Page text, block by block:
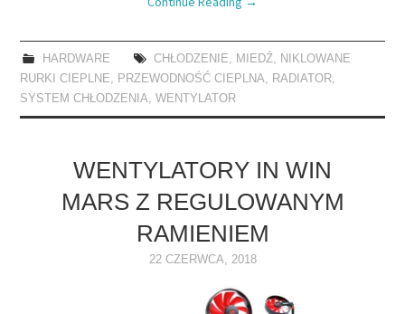
HARDWARE CHŁODZENIE, MIEDŹ, NIKLOWANE
RURKI CIEPLNE, PRZEWODNOŚĆ CIEPLNA, RADIATOR,
SYSTEM CHŁODZENIA,WENTYLATOR
WENTYLATORY IN WIN
MARS Z REGULOWANYM
RAMIENIEM
22 CZERWCA, 2018